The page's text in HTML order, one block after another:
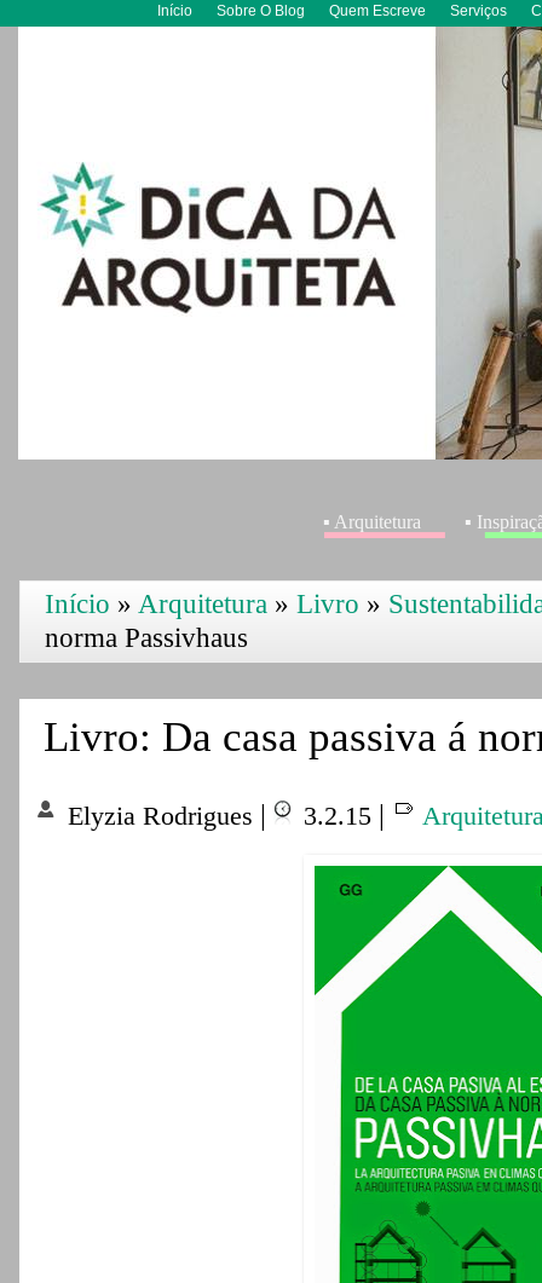
Início Sobre O Blog Quem Escreve Serviços
▪ Arquitetura ▪
Início » Arquitetura » Livro »
norma Passivhaus
Livro: Da casa passiva á
Elyzia Rodrigues | 3.2.15 |